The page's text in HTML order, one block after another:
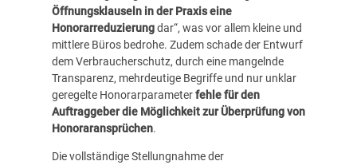
Öffnungsklauseln in der Praxis eine
Honorarreduzierungdar“, was vor allem kleine und
mittlere Büros bedrohe. Zudem schade der Entwurf
dem Verbraucherschutz, durch eine mangelnde
Transparenz, mehrdeutige Begriffe und nur unklar
geregelte Honorarparameterfehle für den
Auftraggeber die Möglichkeit zur Überprüfung von
Honoraransprüchen.
Die vollständige Stellungnahme der